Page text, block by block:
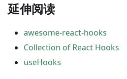
延伸阅读
awesome-react-hooks
Collection of React Hooks
useHooks